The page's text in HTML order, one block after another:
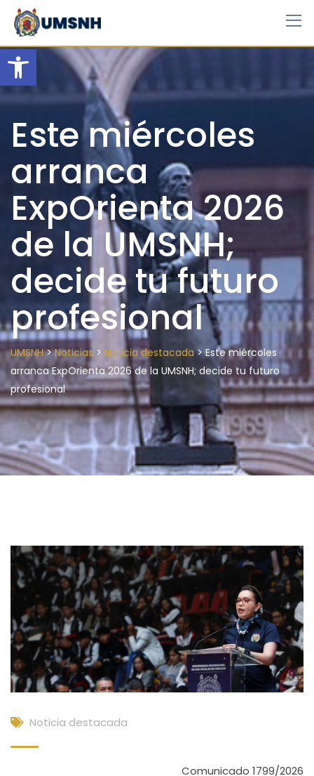
Open toolbar
Skip
content
Este miércoles
arranca
ExpOrienta 2026
de la UMSNH;
decide tu futuro
profesional
UMSNH>Noticias > Noticia destacada>Este miércoles
arranca ExpOrienta 2026 de la UMSNH; decide tu futuro
profesional
Noticia destacada
Comunicado 1799/2026